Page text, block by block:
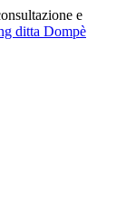
e
ditta Dompè